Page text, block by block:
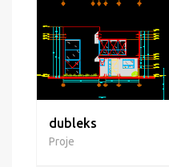
dubleks
Proje